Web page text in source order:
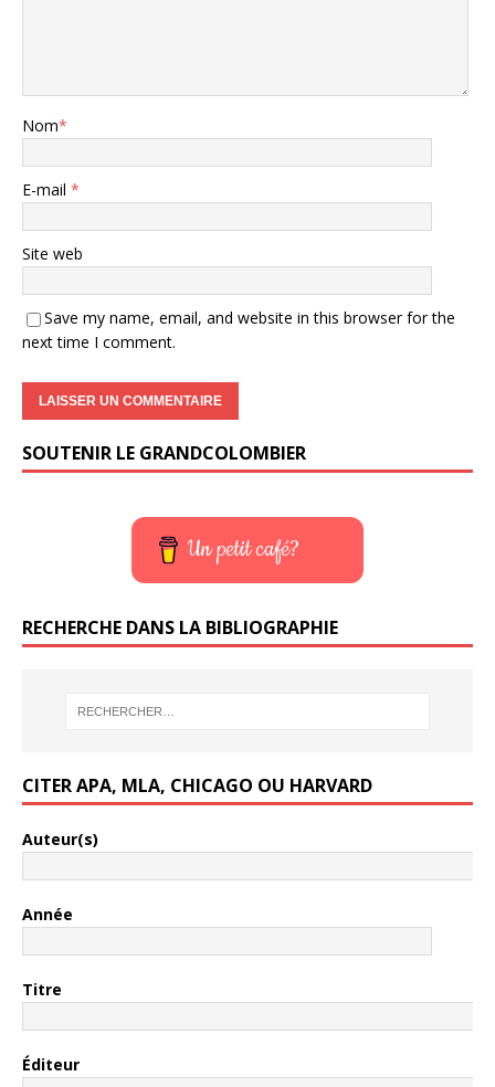
Nom*
E-mail *
Site web
Save my name, email, and website in this browser for the
next time I comment.
SOUTENIR LE GRANDCOLOMBIER
Un petit café?
RECHERCHE DANS LA BIBLIOGRAPHIE
CITER APA, MLA, CHICAGO OU HARVARD
Auteur(s)
Année
Titre
Éditeur